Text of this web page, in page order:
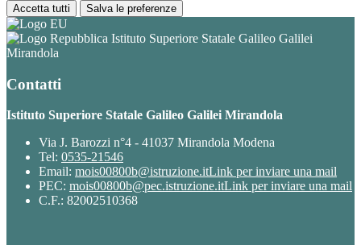
Accetta tutti Salva le preferenze
Istituto Superiore Statale Galileo Galilei
Mirandola
Contatti
Istituto Superiore Statale Galileo Galilei Mirandola
Via J. Barozzi n°4 - 41037 Mirandola Modena
Tel: 0535-21546
Email: mois00800b@istruzione.itLink per inviare una mail
PEC: mois00800b@pec.istruzione.itLink per inviare una mail
C.F.: 82002510368